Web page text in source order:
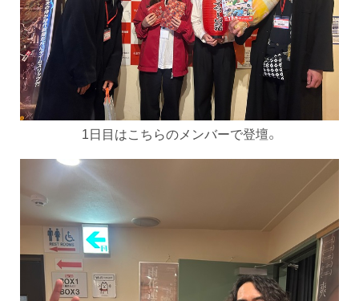
1日目はこちらのメンバーで登壇。